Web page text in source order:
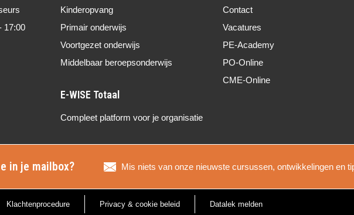
17:00
Kinderopvang
Primair onderwijs
Voortgezet onderwijs
Middelbaar beroepsonderwijs
Compleet platform voor je organisatie
Contact
Vacatures
PE-Academy
PO-Online
CME-Online
in je mailbox? Mis niets van onze nieuwste cursussen, ontwikkelingen en
Klachtenprocedure Privacy & cookie beleid Datalek melden